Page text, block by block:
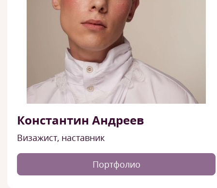
Константин Андреев
Визажист, наставник
Портфолио